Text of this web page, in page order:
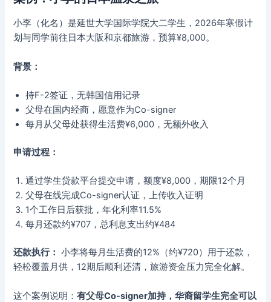
小李（化名）是延世大学国际学院大二学生，2026年寒假计
划与同学前往日本大阪和京都旅游，预算¥8,000。
背景：
持F-2签证，无韩国信用记录
父母在国内经商，愿意作为Co-signer
每月从父母处获得生活费¥6,000，无额外收入
申请过程：
通过学生贷款平台提交申请，额度¥8,000，期限12个月
父母在线完成Co-signer认证，上传收入证明
1个工作日后获批，年化利率11.5%
每月还款约¥707，总利息支出约¥484
还款执行： 小李将每月生活费的12%（约¥720）用于还款，
轻松覆盖月供，12期后顺利还清，旅游资金压力完全化解。
这个案例说明：有父母Co-signer加持，华裔留学生完全可以